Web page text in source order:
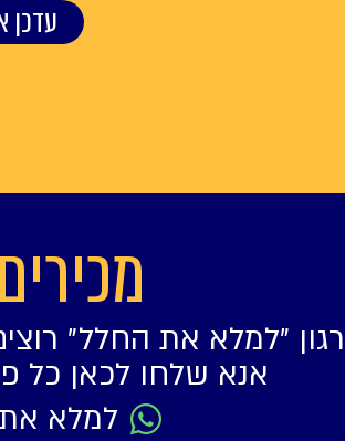
״למלא את החלל״
אנא שלחו לכאן כל
למלא את החלל: